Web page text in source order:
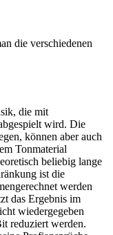
die verschiedenen
die mit
wird. Die
können aber auch
Tonmaterial
beliebig lange
ist die
werden
das Ergebnis im
wiedergegeben
reduziert werden.